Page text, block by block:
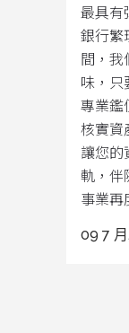
最具有
銀行繁
間，我
味，只
專業鑑
核實資
讓您的
軌，伴
事業再
09 7